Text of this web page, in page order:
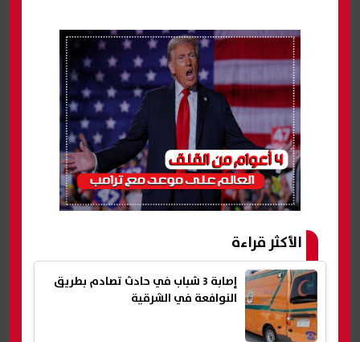
الأكثر قراءة
إصابة 3 شباب في حادث تصادم بطريق
النوافعة في الشرقية